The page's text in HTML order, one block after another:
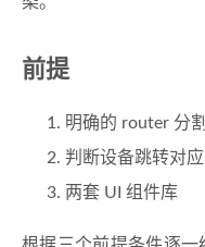
前提
明确的 router 分
判断设备跳转对
两套 UI 组件库